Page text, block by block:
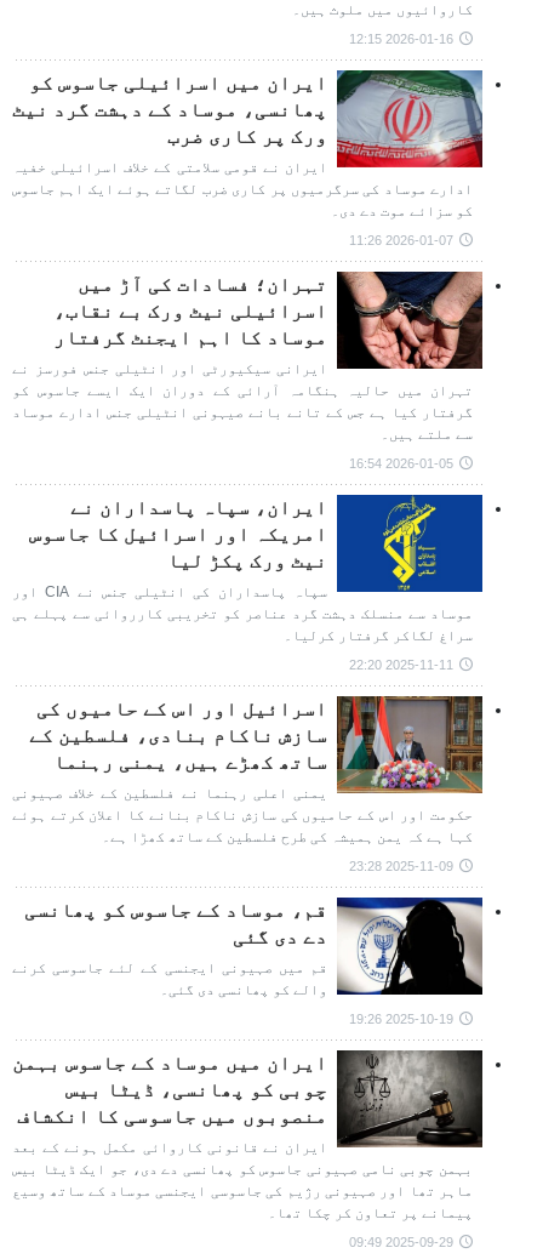
کاروائیوں میں ملوث ہیں۔
2026-01-16 12:15
ایران میں اسرائیلی جاسوس کو
پھانسی، موساد کے دہشت گرد نیٹ
ورک پر کاری ضرب
ایران نے قومی سلامتی کے خلاف اسرائیلی خفیہ
ادارے موساد کی سرگرمیوں پر کاری ضرب لگاتے ہوئے ایک اہم جاسوس
کو سزائے موت دے دی۔
2026-01-07 11:26
تہران؛ فسادات کی آڑ میں
اسرائیلی نیٹ ورک بے نقاب،
موساد کا اہم ایجنٹ گرفتار
ایرانی سیکیورٹی اور انٹیلی جنس فورسز نے
تہران میں حالیہ ہنگامہ آرائی کے دوران ایک ایسے جاسوس کو
گرفتار کیا ہے جس کے تانے بانے صیہونی انٹیلی جنس ادارے موساد
سے ملتے ہیں۔
2026-01-05 16:54
ایران، سپاہ پاسداران نے
امریکہ اور اسرائیل کا جاسوس
نیٹ ورک پکڑ لیا
سپاہ پاسداران کی انٹیلی جنس نے CIA اور
موساد سے منسلک دہشت گرد عناصر کو تخریبی کارروائی سے پہلے ہی
سراغ لگاکر گرفتار کرلیا۔
2025-11-11 22:20
اسرائیل اور اس کے حامیوں کی
سازش ناکام بنادی، فلسطین کے
ساتھ کھڑے ہیں، یمنی رہنما
یمنی اعلی رہنما نے فلسطین کے خلاف صہیونی
حکومت اور اس کے حامیوں کی سازش ناکام بنانے کا اعلان کرتے ہوئے
کہا ہے کہ یمن ہمیشہ کی طرح فلسطین کے ساتھ کھڑا ہے۔
2025-11-09 23:28
قم، موساد کے جاسوس کو پھانسی
دے دی گئی
قم میں صہیونی ایجنسی کے لئے جاسوسی کرنے
والے کو پھانسی دی گئی۔
2025-10-19 19:26
ایران میں موساد کے جاسوس بہمن
چوبی کو پھانسی، ڈیٹا بیس
منصوبوں میں جاسوسی کا انکشاف
ایران نے قانونی کاروائی مکمل ہونے کے بعد
بہمن چوبی نامی صہیونی جاسوس کو پھانسی دے دی، جو ایک ڈیٹا بیس
ماہر تھا اور صہیونی رژیم کی جاسوسی ایجنسی موساد کے ساتھ وسیع
پیمانے پر تعاون کر چکا تھا۔
2025-09-29 09:49